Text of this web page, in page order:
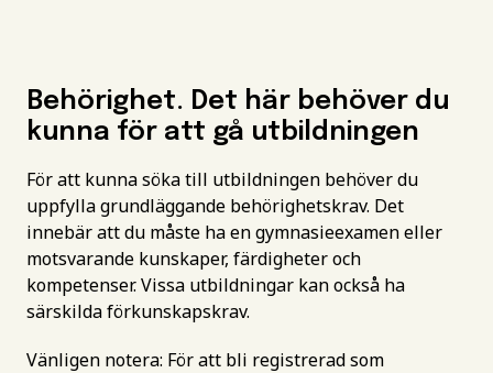
Behörighet. Det här behöver du
kunna för att gå utbildningen
För att kunna söka till utbildningen behöver du
uppfylla grundläggande behörighetskrav. Det
innebär att du måste ha en gymnasieexamen eller
motsvarande kunskaper, färdigheter och
kompetenser. Vissa utbildningar kan också ha
särskilda förkunskapskrav.
Vänligen notera: För att bli registrerad som